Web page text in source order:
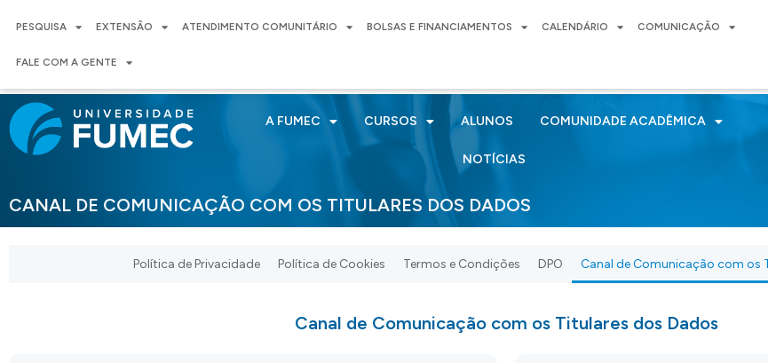
PESQUISA EXTENSÃO ATENDIMENTO COMUNITÁRIO BOLSAS E FINANCIAMENTOS CALENDÁRIO COMUNICAÇÃO
FALE COM A GENTE
A FUMEC CURSOS ALUNOS COMUNIDADE ACADÊMICA
NOTÍCIAS
CANAL DE COMUNICAÇÃO COM OS TITULARES DOS DADOS
Política de Privacidade Política de Cookies Termos e Condições DPO Canal de Comunicação com os
Canal de Comunicação com os Titulares dos Dados